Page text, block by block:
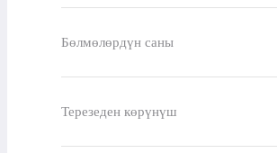
Бөлмөлөрдүн саны
Терезеден көрүнүш